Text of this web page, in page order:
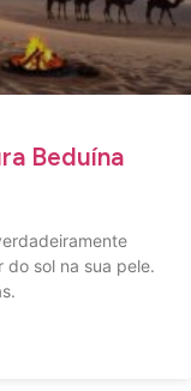
Beduína
sol na sua pele.